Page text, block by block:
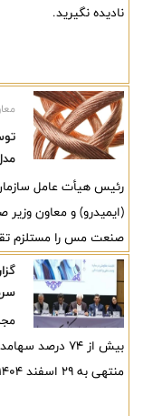
نادیده نگیرید.
رئیس هیأت عامل
(ایمیدرو) و معاون
صنعت مس را مستلزم
بهره‌گیری از مدل‌های
رویکردها، روند
بیش از ۷۴
منتهی به ۲۹ اسفند ۱۴۰۴ این بانک به تصویب سهامداران رسید.